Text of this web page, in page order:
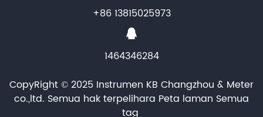
+86 13815025973
1464346284
CopyRight © 2025 Instrumen KB Changzhou & Meter
co.,ltd. Semua hak terpelihara Peta laman Semua
tag